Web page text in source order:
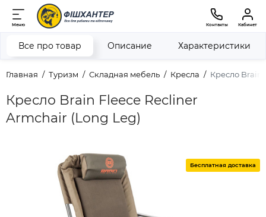
Меню Контакты Кабинет
Главная Туризм Складная мебель Кресла Кресло Brain
Кресло Brain Fleece Recliner
Armchair (Long Leg)
Все про товар Описание Характеристики
Бесплатная доставка